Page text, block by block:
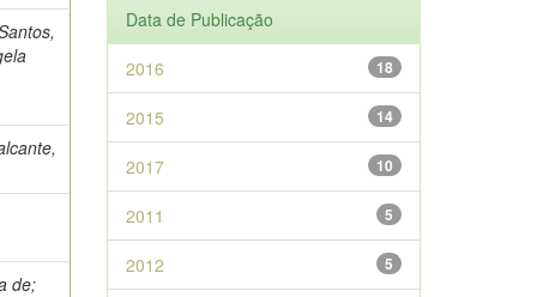
de;
Data de Publicação
18
2016
14
2015
10
2017
5
2011
5
2012